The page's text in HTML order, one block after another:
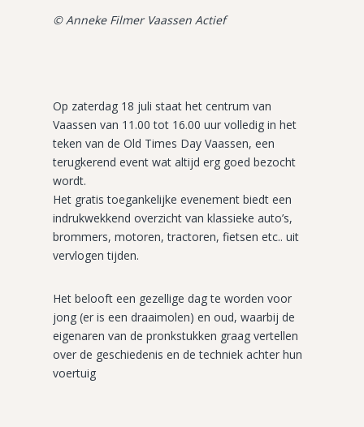
© Anneke Filmer Vaassen Actief
Op zaterdag 18 juli staat het centrum van
Vaassen van 11.00 tot 16.00 uur volledig in het
teken van de Old Times Day Vaassen, een
terugkerend event wat altijd erg goed bezocht
wordt.
Het gratis toegankelijke evenement biedt een
indrukwekkend overzicht van klassieke auto’s,
brommers, motoren, tractoren, fietsen etc.. uit
vervlogen tijden.
Het belooft een gezellige dag te worden voor
jong (er is een draaimolen) en oud, waarbij de
eigenaren van de pronkstukken graag vertellen
over de geschiedenis en de techniek achter hun
voertuig